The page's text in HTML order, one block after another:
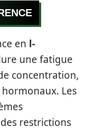
en l-
une fatigue
concentration,
Les
restrictions